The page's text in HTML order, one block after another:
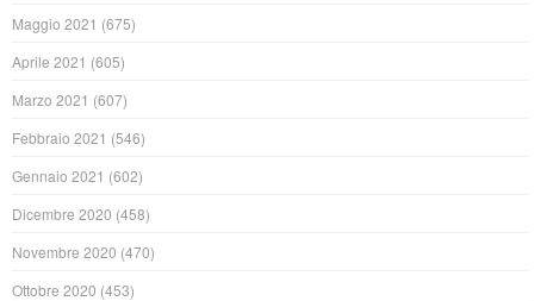
Maggio 2021 (675)
Aprile 2021 (605)
Marzo 2021 (607)
Febbraio 2021 (546)
Gennaio 2021 (602)
Dicembre 2020 (458)
Novembre 2020 (470)
Ottobre 2020 (453)